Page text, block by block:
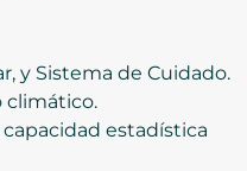
y Sistema de Cuidado.
climático.
estadística